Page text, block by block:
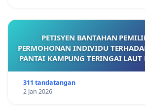
PETISYEN BANTAHAN
PERMOHONAN INDIVIDU
PANTAI KAMPUNG TERINGAI LAUT
311 tandatangan
2 Jan 2026